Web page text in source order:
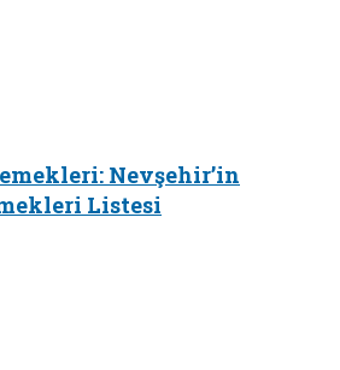
Nevşehir’in
Listesi